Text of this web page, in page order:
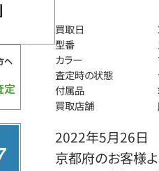
買取日
型番
カラー
査定時の状態
付属品
買取店舗
2022年5月26日
京都府のお客様